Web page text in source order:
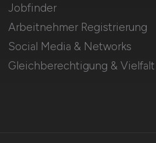
Jobfinder
Arbeitnehmer Registrierung
Social Media & Networks
Gleichberechtigung & Vielfalt